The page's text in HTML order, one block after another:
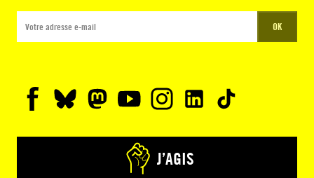
OK
J’AGIS